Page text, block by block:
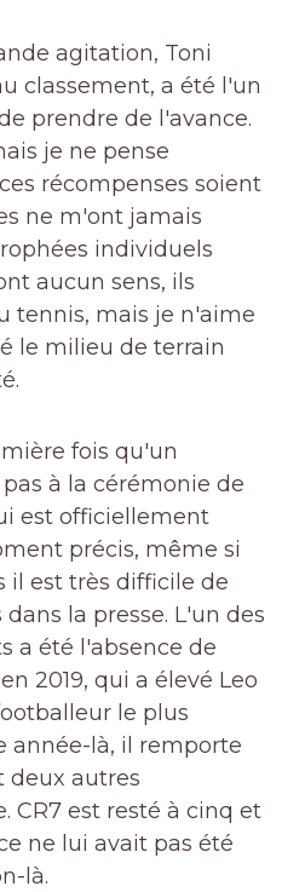
agitation, Toni
classement, a été l'un
prendre de l'avance.
je ne pense
récompenses soient
ne m'ont jamais
individuels
aucun sens, ils
tennis, mais je n'aime
le milieu de terrain
fois qu'un
à la cérémonie de
est officiellement
précis, même si
il est très difficile de
la presse. L'un des
a été l'absence de
2019, qui a élevé Leo
le plus
année-là, il remporte
deux autres
CR7 est resté à cinq et
ne lui avait pas été
là.